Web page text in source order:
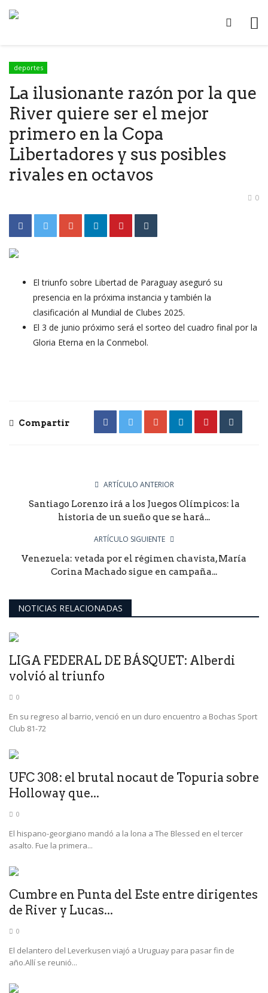
deportes
La ilusionante razón por la que
River quiere ser el mejor
primero en la Copa
Libertadores y sus posibles
rivales en octavos
0
El triunfo sobre Libertad de Paraguay aseguró su
presencia en la próxima instancia y también la
clasificación al Mundial de Clubes 2025.
El 3 de junio próximo será el sorteo del cuadro final por la
Gloria Eterna en la Conmebol.
Compartir
ARTÍCULO ANTERIOR
Santiago Lorenzo irá a los Juegos Olímpicos: la
historia de un sueño que se hará...
ARTÍCULO SIGUIENTE
Venezuela: vetada por el régimen chavista, María
Corina Machado sigue en campaña...
NOTICIAS RELACIONADAS
LIGA FEDERAL DE BÁSQUET: Alberdi
volvió al triunfo
0
En su regreso al barrio, venció en un duro encuentro a Bochas Sport
Club 81-72
UFC 308: el brutal nocaut de Topuria sobre
Holloway que...
0
El hispano-georgiano mandó a la lona a The Blessed en el tercer
asalto. Fue la primera...
Cumbre en Punta del Este entre dirigentes
de River y Lucas...
0
El delantero del Leverkusen viajó a Uruguay para pasar fin de
año.Allí se reunió...